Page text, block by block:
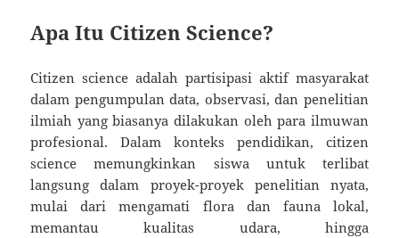
Apa Itu Citizen Science?
Citizen science adalah partisipasi aktif masyarakat
dalam pengumpulan data, observasi, dan penelitian
ilmiah yang biasanya dilakukan oleh para ilmuwan
profesional. Dalam konteks pendidikan, citizen
science memungkinkan siswa untuk terlibat
langsung dalam proyek-proyek penelitian nyata,
mulai dari mengamati flora dan fauna lokal,
memantau kualitas udara, hingga